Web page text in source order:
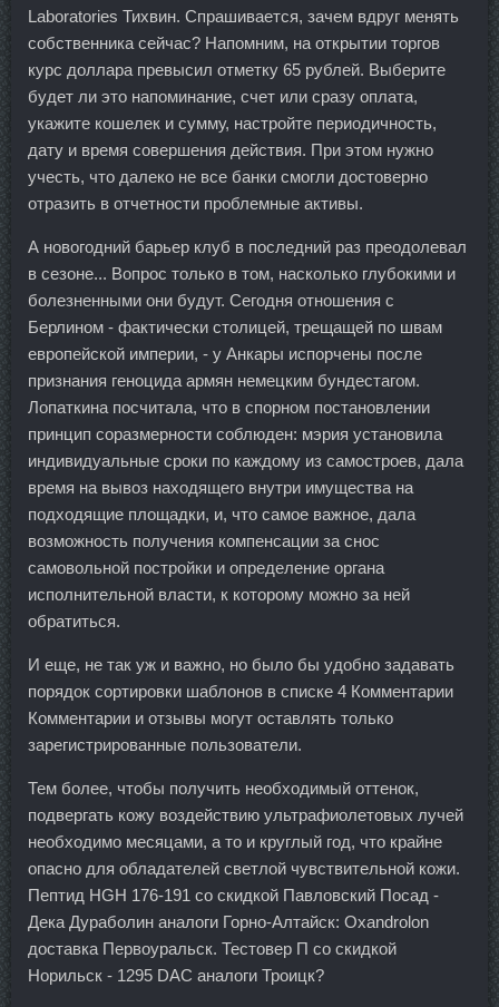
Laboratories Тихвин. Спрашивается, зачем вдруг менять
собственника сейчас? Напомним, на открытии торгов
курс доллара превысил отметку 65 рублей. Выберите
будет ли это напоминание, счет или сразу оплата,
укажите кошелек и сумму, настройте периодичность,
дату и время совершения действия. При этом нужно
учесть, что далеко не все банки смогли достоверно
отразить в отчетности проблемные активы.
А новогодний барьер клуб в последний раз преодолевал
в сезоне... Вопрос только в том, насколько глубокими и
болезненными они будут. Сегодня отношения с
Берлином - фактически столицей, трещащей по швам
европейской империи, - у Анкары испорчены после
признания геноцида армян немецким бундестагом.
Лопаткина посчитала, что в спорном постановлении
принцип соразмерности соблюден: мэрия установила
индивидуальные сроки по каждому из самостроев, дала
время на вывоз находящего внутри имущества на
подходящие площадки, и, что самое важное, дала
возможность получения компенсации за снос
самовольной постройки и определение органа
исполнительной власти, к которому можно за ней
обратиться.
И еще, не так уж и важно, но было бы удобно задавать
порядок сортировки шаблонов в списке 4 Комментарии
Комментарии и отзывы могут оставлять только
зарегистрированные пользователи.
Тем более, чтобы получить необходимый оттенок,
подвергать кожу воздействию ультрафиолетовых лучей
необходимо месяцами, а то и круглый год, что крайне
опасно для обладателей светлой чувствительной кожи.
Пептид HGH 176-191 со скидкой Павловский Посад -
Дека Дураболин аналоги Горно-Алтайск: Oxandrolon
доставка Первоуральск. Тестовер П со скидкой
Норильск - 1295 DAC аналоги Троицк?